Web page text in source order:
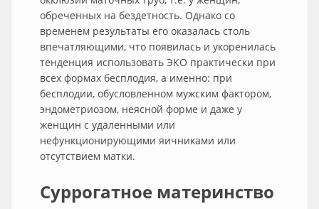
обреченных на бездетность. Однако со
временем результаты его оказалась столь
впечатляющими, что появилась и укоренилась
тенденция использовать ЭКО практически при
всех формах бесплодия, а именно: при
бесплодии, обусловленном мужским фактором,
эндометриозом, неясной форме и даже у
женщин с удаленными или
нефункционирующими яичниками или
отсутствием матки.
Суррогатное материнство